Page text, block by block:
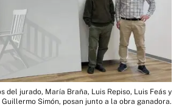
del jurado, María Braña, Luis Repiso, Luis Feás y
Guillermo Simón, posan junto a la obra ganadora.